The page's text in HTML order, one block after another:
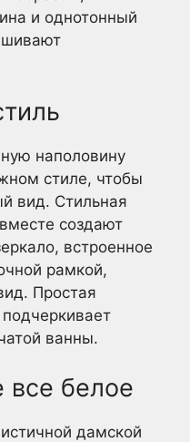
и однотонный
наполовину
стиле, чтобы
вид. Стильная
создают
встроенное
рамкой,
Простая
ванны.
все белое
дамской